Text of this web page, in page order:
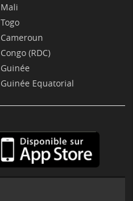
Mali
Togo
Cameroun
Congo (RDC)
Guinée
Guinée Equatorial